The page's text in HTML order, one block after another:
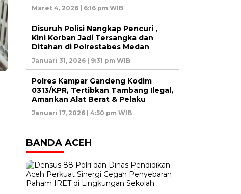
Maret 4, 2026 | 6:16 pm WIB
Disuruh Polisi Nangkap Pencuri ,
Kini Korban Jadi Tersangka dan
Ditahan di Polrestabes Medan
Januari 31, 2026 | 9:31 pm WIB
Polres Kampar Gandeng Kodim
0313/KPR, Tertibkan Tambang Ilegal,
Amankan Alat Berat & Pelaku
Januari 17, 2026 | 4:50 pm WIB
BANDA ACEH